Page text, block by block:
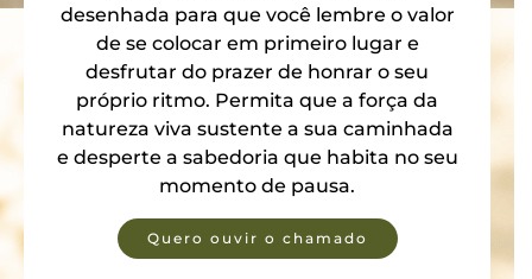
desenhada para que você lembre o valor
de se colocar em primeiro lugar e
desfrutar do prazer de honrar o seu
próprio ritmo. Permita que a força da
natureza viva sustente a sua caminhada
e desperte a sabedoria que habita no seu
momento de pausa.
Quero ouvir o chamado